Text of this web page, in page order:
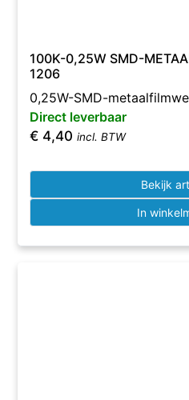
100K-0,25W SMD-
1206
0,25W-SMD-
Direct leverbaar
€ 4,40 incl. BTW
Bekijk
In